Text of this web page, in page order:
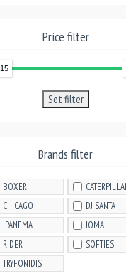
Price filter
15
Set filter
Brands filter
BOXER
CHICAGO
DJ SANTA
IPANEMA
JOMA
RIDER
SOFTIES
TRYFONIDIS